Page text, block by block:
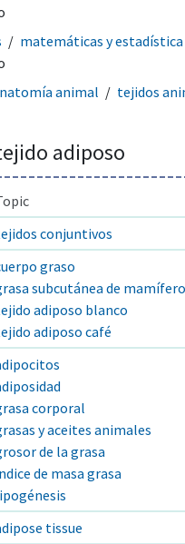
matemáticas y estadística
animal tejidos
adiposo
conjuntivos
graso
subcutánea de
adiposo blanco
adiposo café
corporal
y aceites animales
de la grasa
de masa grasa
tissue